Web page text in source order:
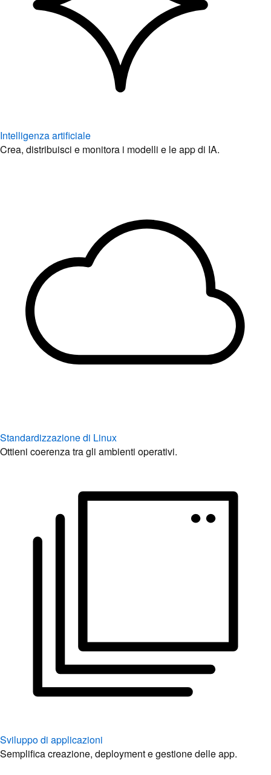
Intelligenza artificiale
Crea, distribuisci e monitora i modelli e le app di IA.
Standardizzazione di Linux
Ottieni coerenza tra gli ambienti operativi.
Sviluppo di applicazioni
Semplifica creazione, deployment e gestione delle app.